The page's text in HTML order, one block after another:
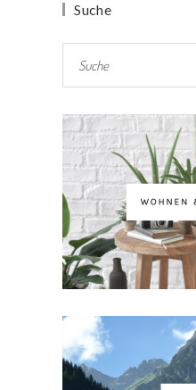
Suche